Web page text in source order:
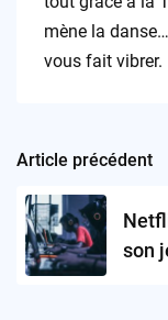
mène la
vous fait vibrer.
Post
navigation
Article précédent
son